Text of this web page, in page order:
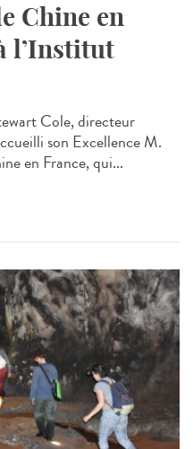
Chine en
l’Institut
Cole, directeur
son Excellence M.
en France, qui...